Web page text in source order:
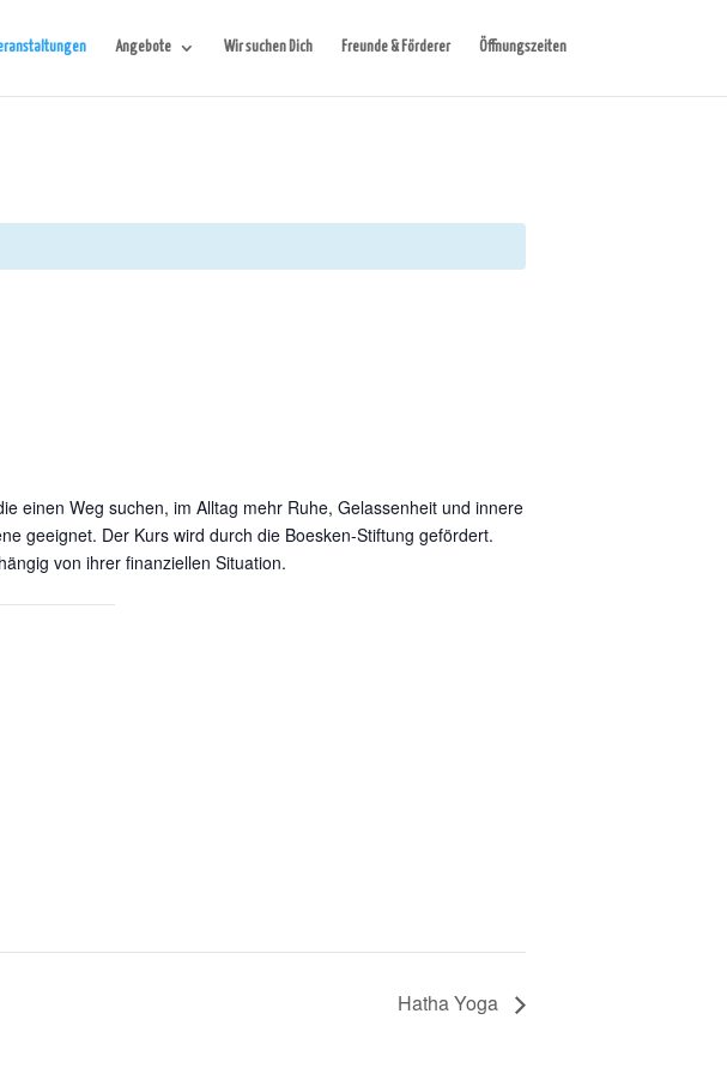
Angebote Wir suchen Dich Freunde & Förderer Öffnungszeiten
einen Weg suchen, im Alltag mehr Ruhe, Gelassenheit und innere
geeignet. Der Kurs wird durch die Boesken-Stiftung gefördert.
von ihrer finanziellen Situation.
Hatha Yoga